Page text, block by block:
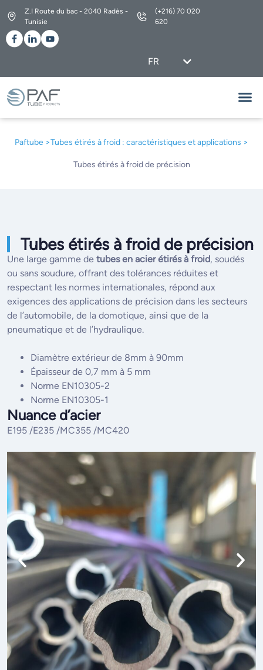
Z.I Route du bac - 2040 Radès -
Tunisie
(+216) 70 020
620
FR
EN
Paftube >Tubes étirés à froid : caractéristiques et applications >
Tubes étirés à froid de précision
Tubes étirés à froid de précision
Une large gamme de tubes en acier étirés à froid, soudés
ou sans soudure, offrant des tolérances réduites et
respectant les normes internationales, répond aux
exigences des applications de précision dans les secteurs
de l’automobile, de la domotique, ainsi que de la
pneumatique et de l’hydraulique.
Diamètre extérieur de 8mm à 90mm
Épaisseur de 0,7 mm à 5 mm
Norme EN10305-2
Norme EN10305-1
Nuance d’acier
E195 /E235 /MC355 /MC420